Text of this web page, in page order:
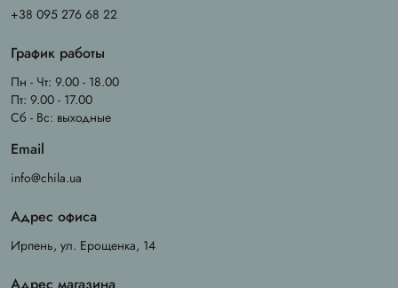
+38 095 276 68 22
График работы
Пн - Чт: 9.00 - 18.00
Пт: 9.00 - 17.00
Сб - Вс: выходные
Email
info@chila.ua
Адрес офиса
Ирпень, ул. Ерощенка, 14